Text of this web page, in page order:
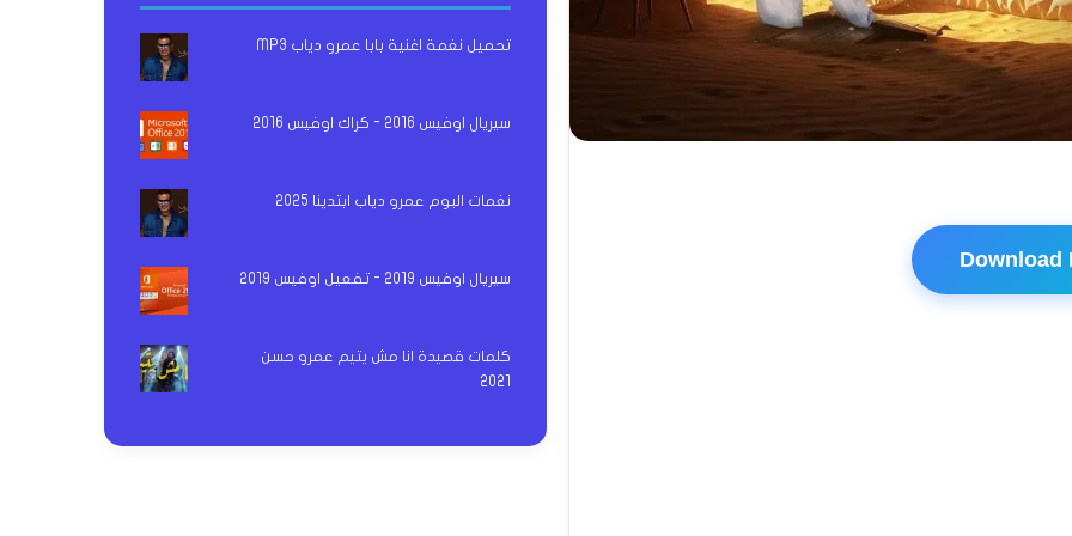
Download
تحميل نغمة اغنية بابا عمرو دياب MP3
سيريال اوفيس 2016 - كراك اوفيس 2016
نغمات البوم عمرو دياب ابتدينا 2025
سيريال اوفيس 2019 - تفعيل اوفيس 2019
كلمات قصيدة انا مش يتيم عمرو حسن
2021